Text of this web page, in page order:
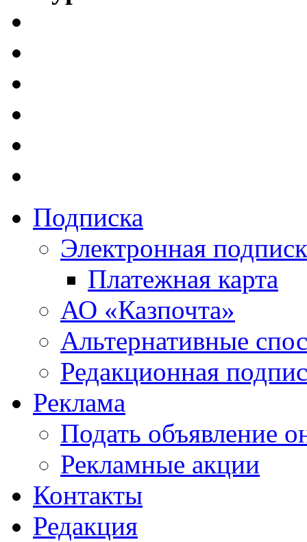
Подписка
Электронная
Платежная карта
АО «Казпочта»
Альтернативные
Редакционная
Реклама
Подать объявление
Рекламные акции
Контакты
Редакция